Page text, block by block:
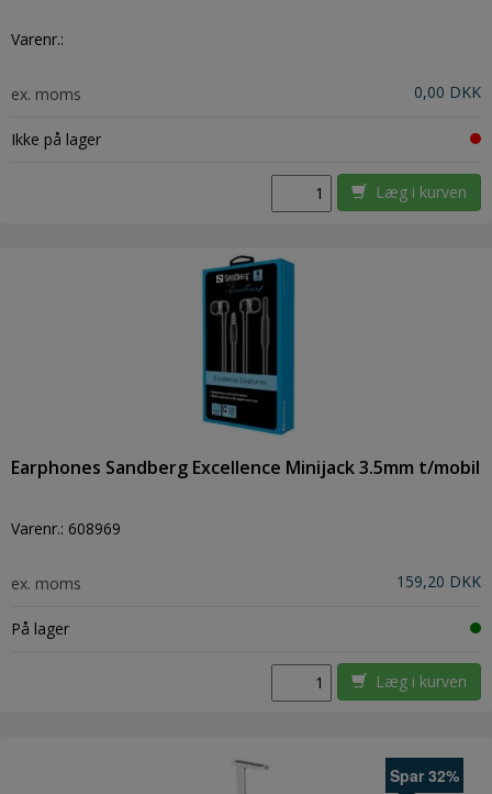
Varenr.:
ex. moms 0,00 DKK
Ikke på lager
Læg i kurven
Earphones Sandberg Excellence Minijack 3.5mm t/mobil
Varenr.: 608969
ex. moms 159,20 DKK
På lager
Læg i kurven
Spar 32%